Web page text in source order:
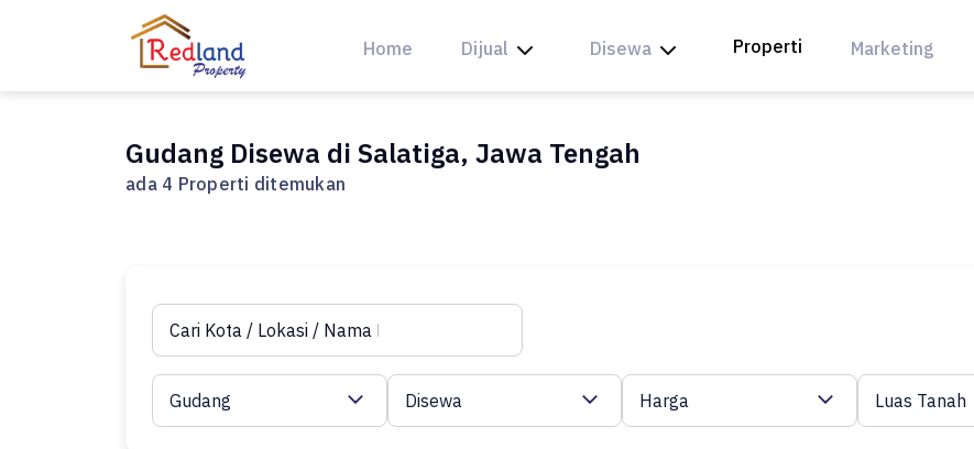
Home Dijual Disewa Properti Marketing
Gudang Disewa di Salatiga, Jawa Tengah
ada 4 Properti ditemukan
Gudang Disewa Harga Luas Tanah